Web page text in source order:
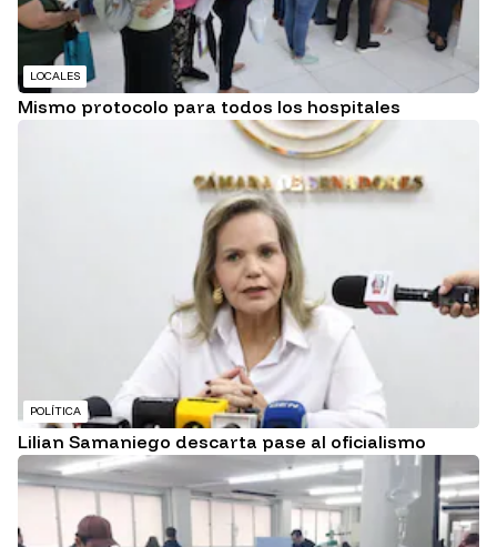
LOCALES
Mismo protocolo para todos los hospitales
POLÍTICA
Lilian Samaniego descarta pase al oficialismo